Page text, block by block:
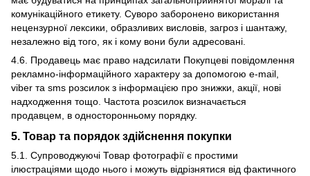
комунікаційного етикету. Суворо заборонено використання
нецензурної лексики, образливих висловів, загроз і шантажу,
незалежно від того, як і кому вони були адресовані.
4.6. Продавець має право надсилати Покупцеві повідомлення
рекламно-інформаційного характеру за допомогою e-mail,
viber та sms розсилок з інформацією про знижки, акції, нові
надходження тощо. Частота розсилок визначається
продавцем, в односторонньому порядку.
5. Товар та порядок здійснення покупки
5.1. Супроводжуючі Товар фотографії є ​​простими
ілюстраціями щодо нього і можуть відрізнятися від фактичного